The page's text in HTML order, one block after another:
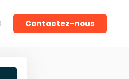
Contactez-nous